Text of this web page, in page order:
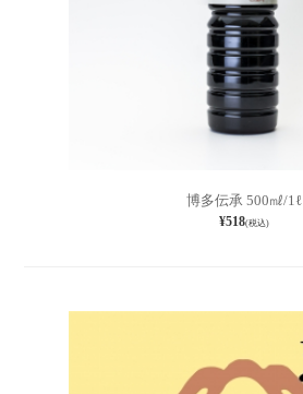
博多伝承 500㎖/1ℓ
¥518(税込)